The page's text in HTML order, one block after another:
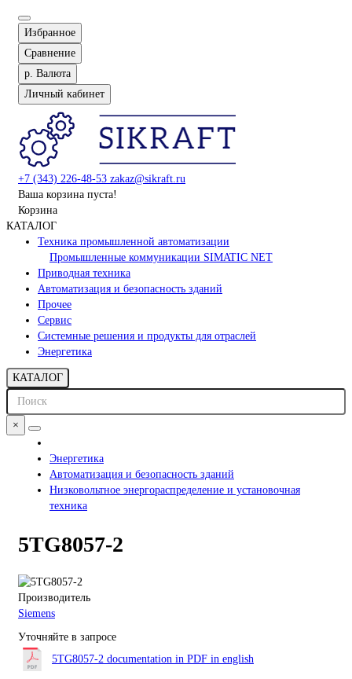
Избранное
Сравнение
р. Валюта
Личный кабинет
+7 (343) 226-48-53 zakaz@sikraft.ru
Ваша корзина пуста!
Корзина
КАТАЛОГ
Техника промышленной автоматизации
Промышленные коммуникации SIMATIC NET
Приводная техника
Автоматизация и безопасность зданий
Прочее
Сервис
Системные решения и продукты для отраслей
Энергетика
КАТАЛОГ
×
Энергетика
Автоматизация и безопасность зданий
Низковольтное энергораспределение и установочная
техника
5TG8057-2
Производитель
Siemens
Уточняйте в запросе
5TG8057-2 documentation in PDF in english